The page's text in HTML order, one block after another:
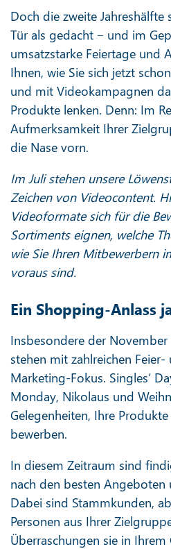
Doch die zweite
Tür als gedacht ‒ und im
umsatzstarke Feiertage und
Ihnen, wie Sie sich jetzt
und mit Videokampagnen
Produkte lenken. Denn: Im
Aufmerksamkeit Ihrer
die Nase vorn.
Im Juli stehen unsere
Zeichen von Videocontent.
Videoformate sich für die
Sortiments eignen, welche
wie Sie Ihren Mitbewerbern
voraus sind.
Ein Shopping-Anlass
Insbesondere der
stehen mit zahlreichen
Marketing-Fokus. Singles‘
Monday, Nikolaus und
Gelegenheiten, Ihre
bewerben.
In diesem Zeitraum sind
nach den besten Angeboten
Dabei sind Stammkunden,
Personen aus Ihrer
Überraschungen sie in